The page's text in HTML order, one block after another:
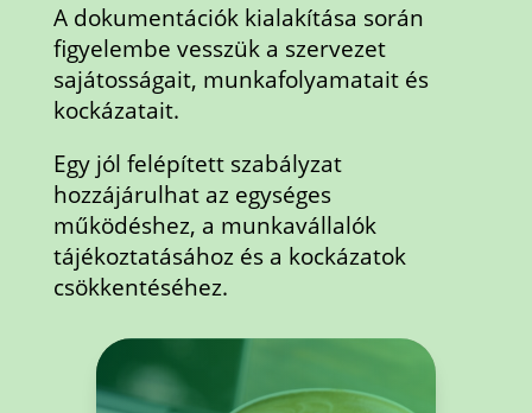
A dokumentációk kialakítása során
figyelembe vesszük a szervezet
sajátosságait, munkafolyamatait és
kockázatait.
Egy jól felépített szabályzat
hozzájárulhat az egységes
működéshez, a munkavállalók
tájékoztatásához és a kockázatok
csökkentéséhez.